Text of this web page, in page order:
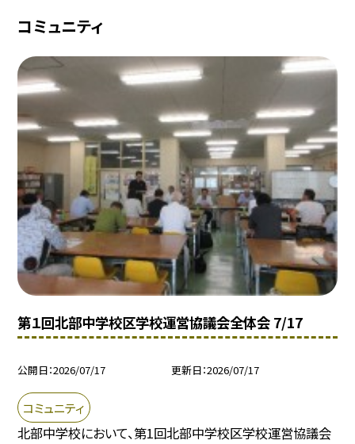
コミュニティ
第１回北部中学校区学校運営協議会全体会 7/17
公開日 2026/07/17 更新日 2026/07/17
コミュニティ
北部中学校において、第1回北部中学校区学校運営協議会